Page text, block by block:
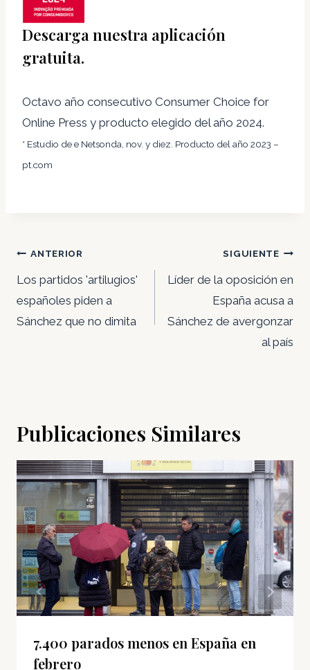
Descarga nuestra aplicación
gratuita.
Octavo año consecutivo Consumer Choice for
Online Press y producto elegido del año 2024.
* Estudio de e Netsonda, nov. y diez. Producto del año 2023 –
pt.com
Navegación
de
entradas
ANTERIOR
Los partidos 'artilugios'
españoles piden a
Sánchez que no dimita
SIGUIENTE
Líder de la oposición en
España acusa a
Sánchez de avergonzar
al país
Publicaciones Similares
7.400 parados menos en España en
febrero